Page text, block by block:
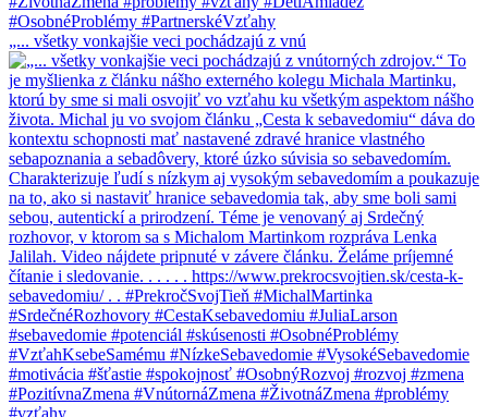
„... všetky vonkajšie veci pochádzajú z vnú